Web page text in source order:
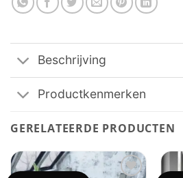
Beschrijving
Productkenmerken
GERELATEERDE PRODUCTEN